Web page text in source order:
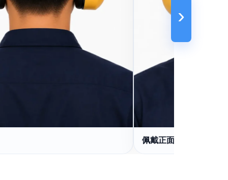
佩戴正面
›